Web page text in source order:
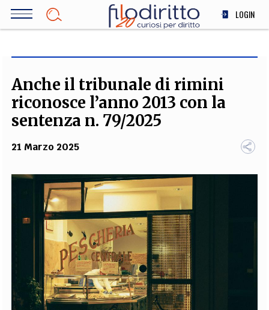
Salta
LOGIN
SOCIETÀ
MEDICINA
SCIENZA
STORIA E FILOSOFIA
TEAM
FILODIRITTO REDAZIONE COMITATO SCIENTIFICO AUTORI
FOTOGRAFI PARTNER COLLABORA CON NOI
EXTRA
CODICI RUBRICHE LIBRI PROCEEDINGS PUBBLICITÀ
Anche il tribunale di rimini
riconosce l’anno 2013 con la
sentenza n. 79/2025
21 Marzo 2025